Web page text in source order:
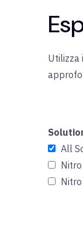
Utilizza
All
Nitro